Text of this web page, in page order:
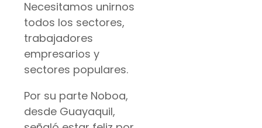
Necesitamos unirnos
todos los sectores,
trabajadores
empresarios y
sectores populares.
Por su parte Noboa,
desde Guayaquil,